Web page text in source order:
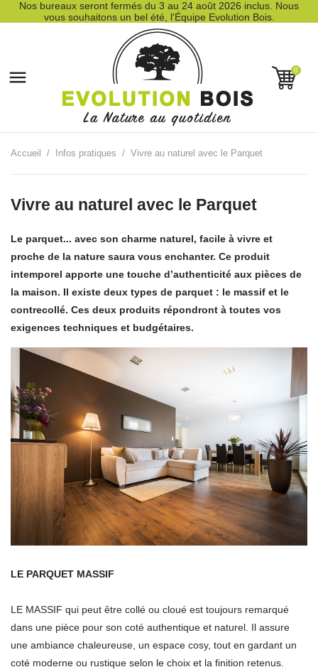
Nos bureaux seront fermés du 3 au 24 août 2026 inclus. Nous
vous souhaitons un bel été, l'Équipe Evolution Bois.
 0
Accueil Infos pratiques Vivre au naturel avec le Parquet
Vivre au naturel avec le Parquet
Le parquet... avec son charme naturel, facile à vivre et
proche de la nature saura vous enchanter. Ce produit
intemporel apporte une touche d’authenticité aux pièces de
la maison. Il existe deux types de parquet : le massif et le
contrecollé. Ces deux produits répondront à toutes vos
exigences techniques et budgétaires.
LE PARQUET MASSIF
LE MASSIF qui peut être collé ou cloué est toujours remarqué
dans une pièce pour son coté authentique et naturel. Il assure
une ambiance chaleureuse, un espace cosy, tout en gardant un
coté moderne ou rustique selon le choix et la finition retenus.